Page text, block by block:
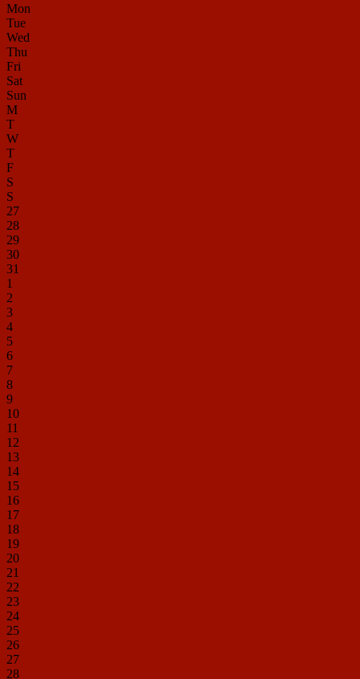
Mon
Tue
Wed
Thu
Fri
Sat
Sun
M
T
W
T
F
S
S
27
28
29
30
31
1
2
3
4
5
6
7
8
9
10
11
12
13
14
15
16
17
18
19
20
21
22
23
24
25
26
27
28